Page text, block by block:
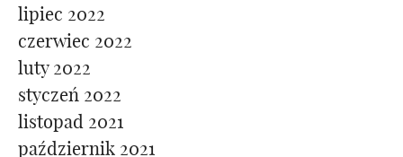
lipiec 2022
czerwiec 2022
luty 2022
styczeń 2022
listopad 2021
październik 2021